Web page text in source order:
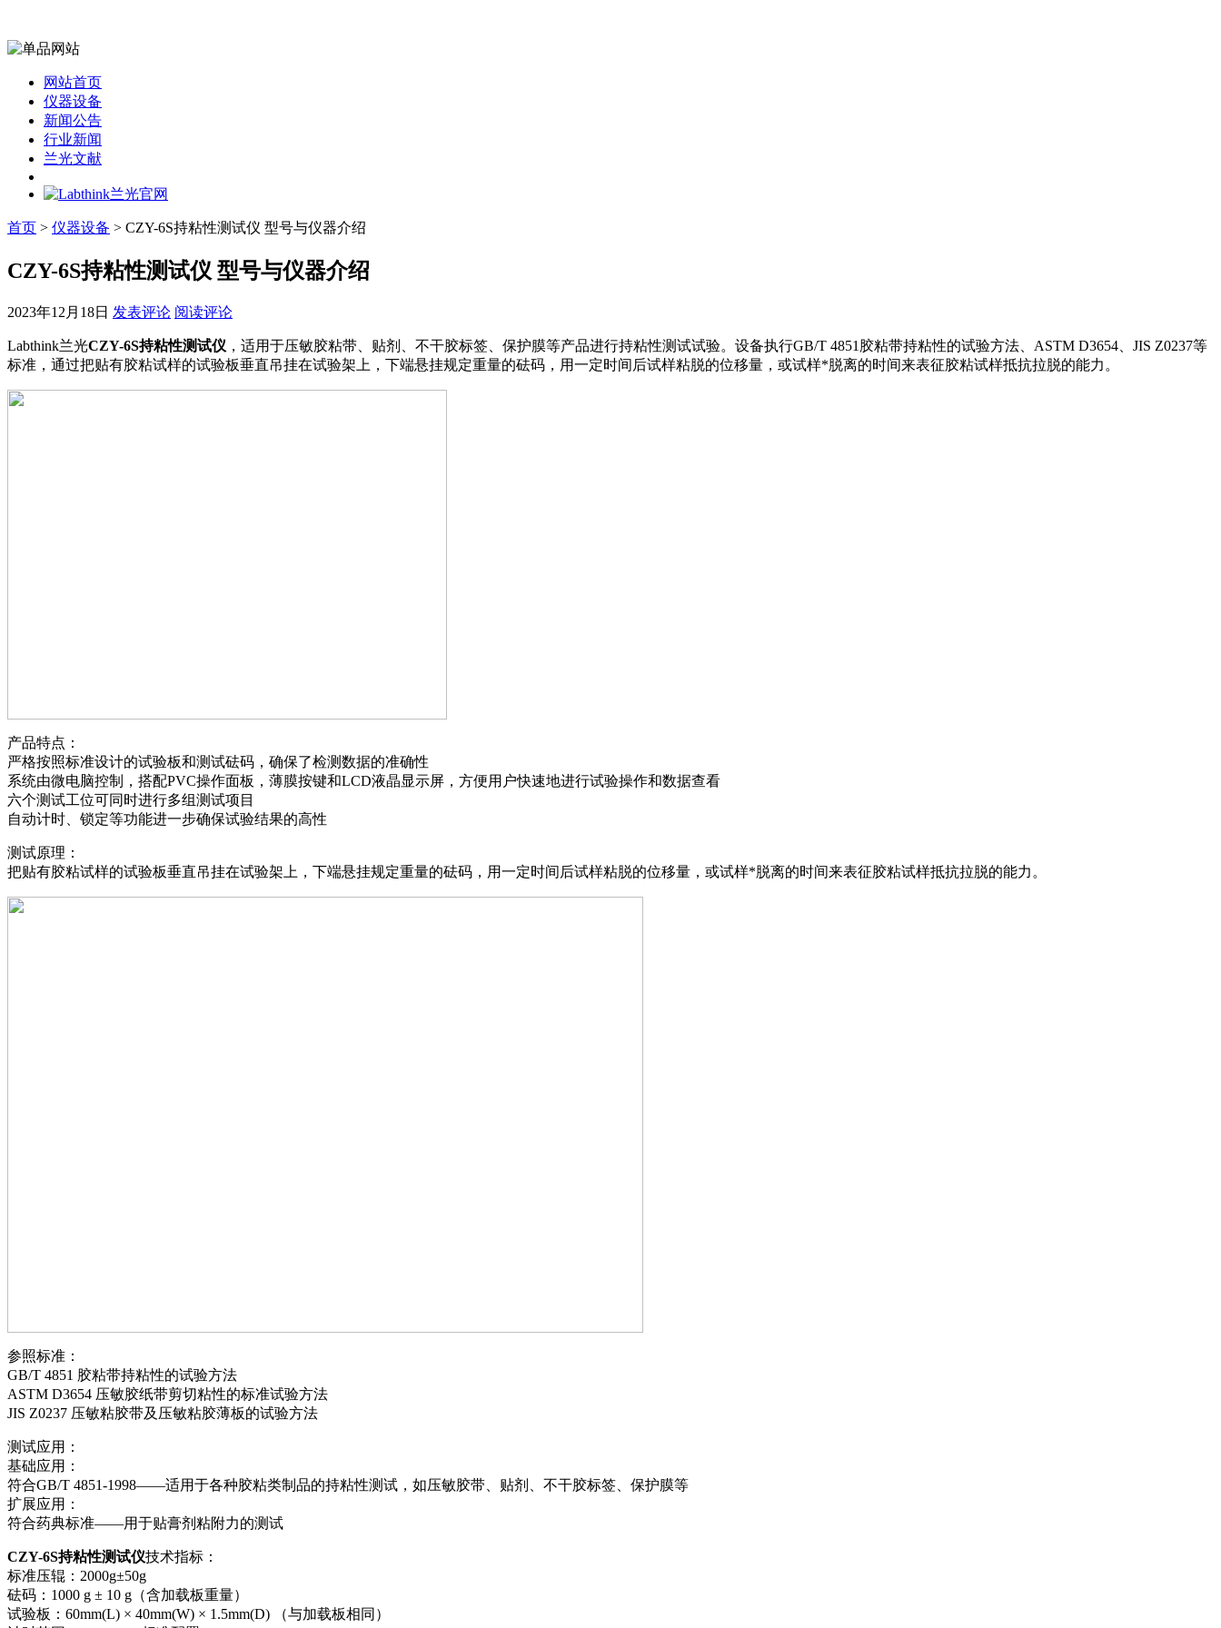
网站首页
仪器设备
新闻公告
行业新闻
兰光文献
首页 > 仪器设备 > CZY-6S持粘性测试仪 型号与仪器介绍
CZY-6S持粘性测试仪 型号与仪器介绍
2023年12月18日 发表评论 阅读评论
Labthink兰光CZY-6S持粘性测试仪 ，适用于压敏胶粘带、贴剂、不干胶标签、保护膜等产品进行持粘性测试试验。设备执行GB/T 4851胶粘带持粘性的试验方法、ASTM D3654、JIS Z0237等
标准，通过把贴有胶粘试样的试验板垂直吊挂在试验架上，下端悬挂规定重量的砝码，用一定时间后试样粘脱的位移量，或试样*脱离的时间来表征胶粘试样抵抗拉脱的能力。
产品特点：
严格按照标准设计的试验板和测试砝码，确保了检测数据的准确性
系统由微电脑控制，搭配PVC操作面板，薄膜按键和LCD液晶显示屏，方便用户快速地进行试验操作和数据查看
六个测试工位可同时进行多组测试项目
自动计时、锁定等功能进一步确保试验结果的高性
测试原理：
把贴有胶粘试样的试验板垂直吊挂在试验架上，下端悬挂规定重量的砝码，用一定时间后试样粘脱的位移量，或试样*脱离的时间来表征胶粘试样抵抗拉脱的能力。
参照标准：
GB/T 4851 胶粘带持粘性的试验方法
ASTM D3654 压敏胶纸带剪切粘性的标准试验方法
JIS Z0237 压敏粘胶带及压敏粘胶薄板的试验方法
测试应用：
基础应用：
符合GB/T 4851-1998——适用于各种胶粘类制品的持粘性测试，如压敏胶带、贴剂、不干胶标签、保护膜等
扩展应用：
符合药典标准——用于贴膏剂粘附力的测试
CZY-6S持粘性测试仪技术指标：
标准压辊：2000g±50g
砝码：1000 g ± 10 g（含加载板重量）
试验板：60mm(L) × 40mm(W) × 1.5mm(D) （与加载板相同）